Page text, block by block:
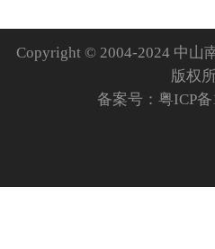
Copyright © 2004-2024 中山
版权
备案号： 粤ICP